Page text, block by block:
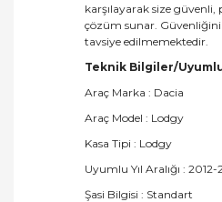
karşılayarak size güvenli,
çözüm sunar.
tavsiye edilmemektedir.
Teknik Bilgiler/
Araç Marka : Dacia
Araç Model : Lodgy
Kasa Tipi : Lodgy
Uyumlu Yıl Aralığı :
Şasi Bilgisi : Standart